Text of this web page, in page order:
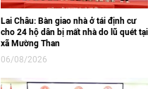
Lai Châu: Bàn giao nhà ở tái định cư
cho 24 hộ dân bị mất nhà do lũ quét tại
xã Mường Than
06/08/2026